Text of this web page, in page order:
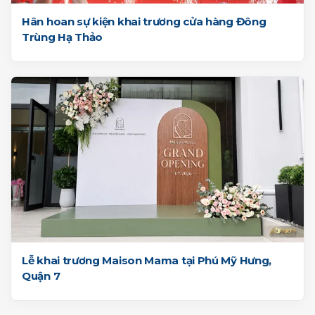
Hân hoan sự kiện khai trương cửa hàng Đông
Trùng Hạ Thảo
Lễ khai trương Maison Mama tại Phú Mỹ Hưng,
Quận 7